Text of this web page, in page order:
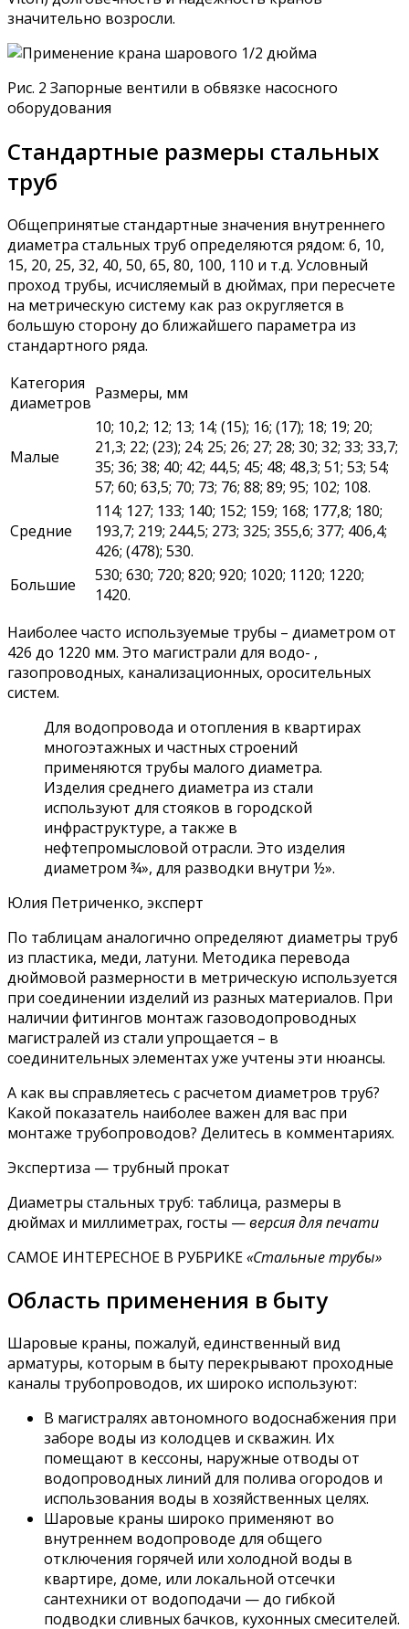
значительно возросли.
Рис. 2 Запорные вентили в обвязке насосного
оборудования
Стандартные размеры стальных
труб
Общепринятые стандартные значения внутреннего
диаметра стальных труб определяются рядом: 6, 10,
15, 20, 25, 32, 40, 50, 65, 80, 100, 110 и т.д. Условный
проход трубы, исчисляемый в дюймах, при пересчете
на метрическую систему как раз округляется в
большую сторону до ближайшего параметра из
стандартного ряда.
Категория
диаметров Размеры, мм
Малые
10; 10,2; 12; 13; 14; (15); 16; (17); 18; 19; 20;
21,3; 22; (23); 24; 25; 26; 27; 28; 30; 32; 33; 33,7;
35; 36; 38; 40; 42; 44,5; 45; 48; 48,3; 51; 53; 54;
57; 60; 63,5; 70; 73; 76; 88; 89; 95; 102; 108.
Средние
114; 127; 133; 140; 152; 159; 168; 177,8; 180;
193,7; 219; 244,5; 273; 325; 355,6; 377; 406,4;
426; (478); 530.
Большие
530; 630; 720; 820; 920; 1020; 1120; 1220;
1420.
Наиболее часто используемые трубы – диаметром от
426 до 1220 мм. Это магистрали для водо- ,
газопроводных, канализационных, оросительных
систем.
Для водопровода и отопления в квартирах
многоэтажных и частных строений
применяются трубы малого диаметра.
Изделия среднего диаметра из стали
используют для стояков в городской
инфраструктуре, а также в
нефтепромысловой отрасли. Это изделия
диаметром ¾», для разводки внутри ½».
Юлия Петриченко, эксперт
По таблицам аналогично определяют диаметры труб
из пластика, меди, латуни. Методика перевода
дюймовой размерности в метрическую используется
при соединении изделий из разных материалов. При
наличии фитингов монтаж газоводопроводных
магистралей из стали упрощается – в
соединительных элементах уже учтены эти нюансы.
А как вы справляетесь с расчетом диаметров труб?
Какой показатель наиболее важен для вас при
монтаже трубопроводов? Делитесь в комментариях.
Экспертиза — трубный прокат
Диаметры стальных труб: таблица, размеры в
дюймах и миллиметрах, госты —версия для печати
САМОЕ ИНТЕРЕСНОЕ В РУБРИКЕ«Стальные трубы»
Область применения в быту
Шаровые краны, пожалуй, единственный вид
арматуры, которым в быту перекрывают проходные
каналы трубопроводов, их широко используют:
В магистралях автономного водоснабжения при
заборе воды из колодцев и скважин. Их
помещают в кессоны, наружные отводы от
водопроводных линий для полива огородов и
использования воды в хозяйственных целях.
Шаровые краны широко применяют во
внутреннем водопроводе для общего
отключения горячей или холодной воды в
квартире, доме, или локальной отсечки
сантехники от водоподачи — до гибкой
подводки сливных бачков, кухонных смесителей.